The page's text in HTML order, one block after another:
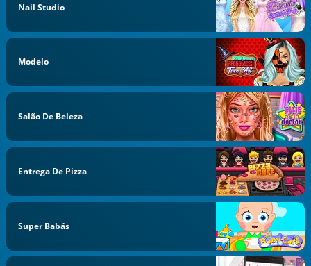
Nail Studio
Modelo
Salão De Beleza
Entrega De Pizza
Super Babás